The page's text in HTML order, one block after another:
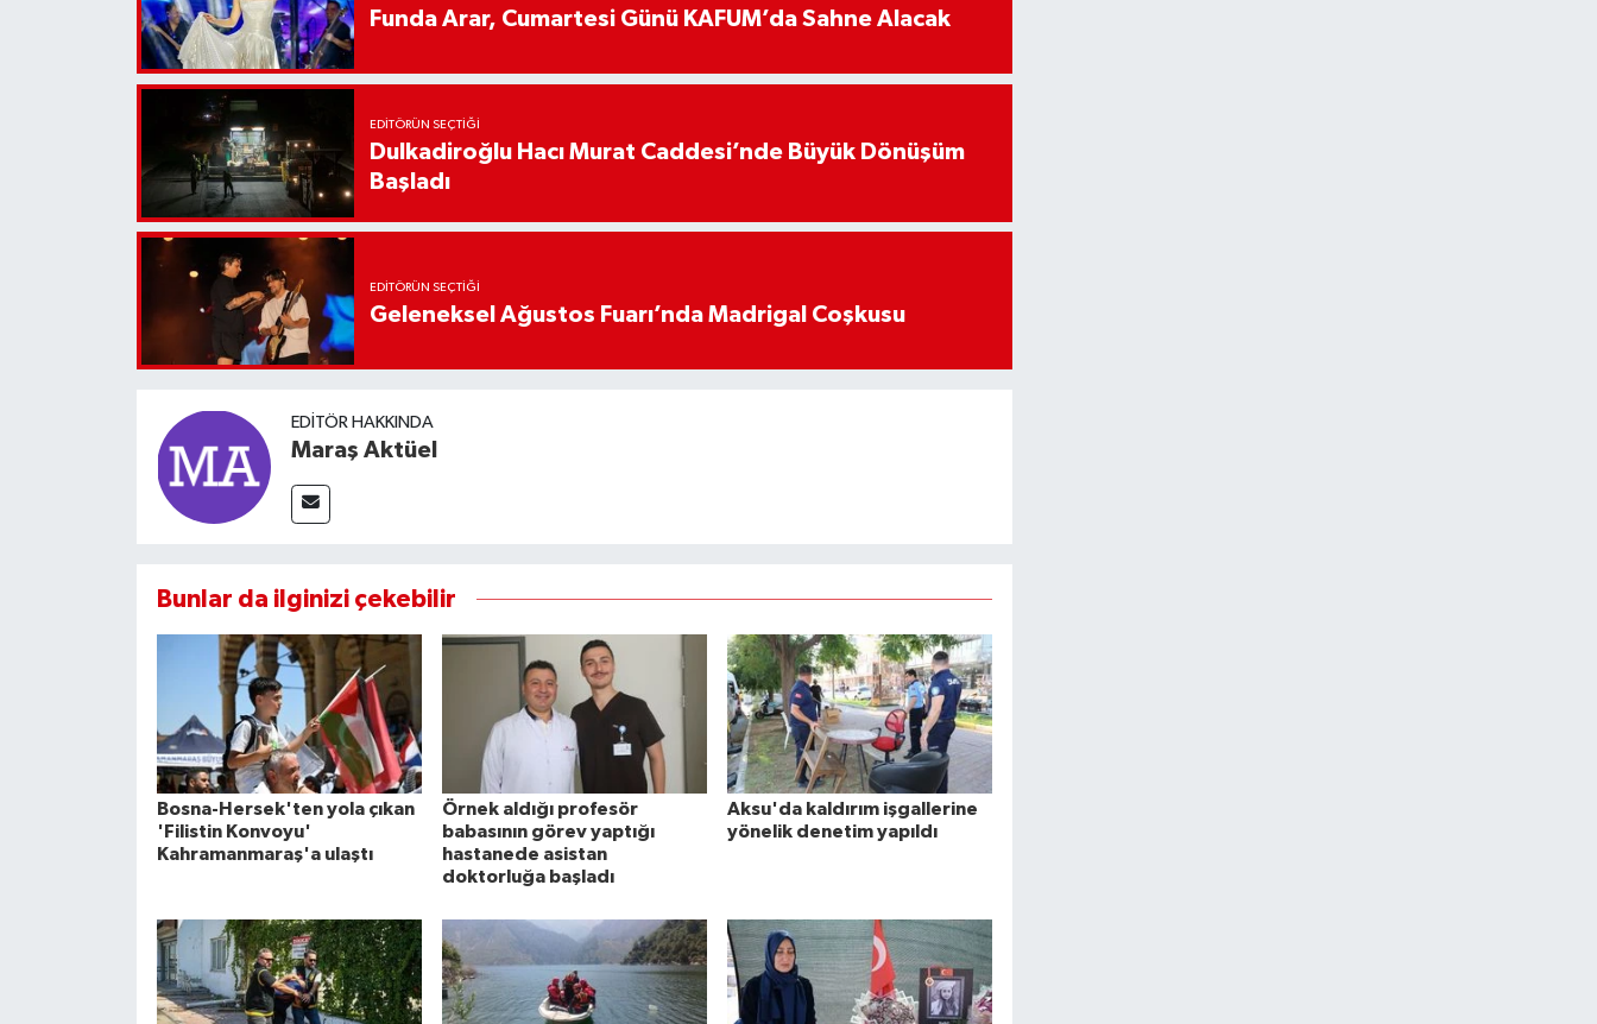
Funda Arar, Cumartesi Günü KAFUM’da Sahne Alacak
EDITÖRÜN SEÇTIĞI
Dulkadiroğlu Hacı Murat Caddesi’nde Büyük Dönüşüm
Başladı
EDITÖRÜN SEÇTIĞI
Geleneksel Ağustos Fuarı’nda Madrigal Coşkusu
EDITÖR HAKKINDA
Maraş Aktüel
Bunlar da ilginizi çekebilir
Bosna-Hersek'ten yola çıkan
'Filistin Konvoyu'
Kahramanmaraş'a ulaştı
Örnek aldığı profesör
babasının görev yaptığı
hastanede asistan
doktorluğa başladı
Aksu'da kaldırım işgallerine
yönelik denetim yapıldı